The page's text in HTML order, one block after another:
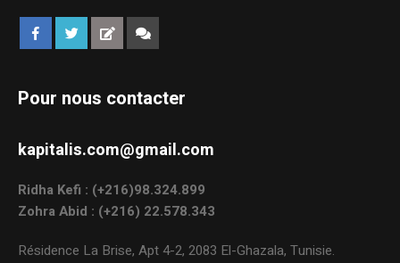
Pour nous contacter
kapitalis.com@gmail.com
Ridha Kefi : (+216)98.324.899
Zohra Abid : (+216) 22.578.343
Résidence La Brise, Apt 4-2, 2083 El-Ghazala, Tunisie.